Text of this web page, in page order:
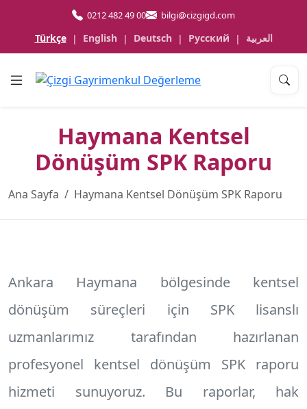
0212 482 49 00 bilgi@cizgigd.com
Türkçe | English | Deutsch | Русский | العربية
Haymana Kentsel
Dönüşüm SPK Raporu
Ana Sayfa Haymana Kentsel Dönüşüm SPK Raporu
Ankara Haymana bölgesinde kentsel
dönüşüm süreçleri için SPK lisanslı
uzmanlarımız tarafından hazırlanan
profesyonel kentsel dönüşüm SPK raporu
hizmeti sunuyoruz. Bu raporlar, hak